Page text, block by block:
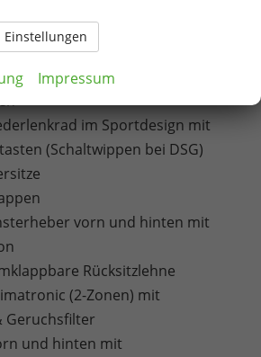
mit Fernbedienung
im Sportdesign mit
(Schaltwippen bei DSG)
vorn und hinten mit
Rücksitzlehne
(2-Zonen) mit
Geruchsfilter
und hinten mit
Einstellungen
Impressum